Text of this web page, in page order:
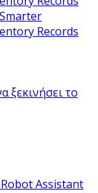
Records
ξεκινήσει το
Assistant